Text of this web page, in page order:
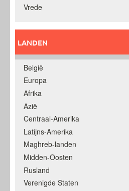
Vrede
LANDEN
België
Europa
Afrika
Azië
Centraal-Amerika
Latijns-Amerika
Maghreb-landen
Midden-Oosten
Rusland
Verenigde Staten